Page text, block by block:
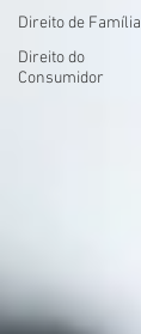
Direito de Família
Direito do
Consumidor